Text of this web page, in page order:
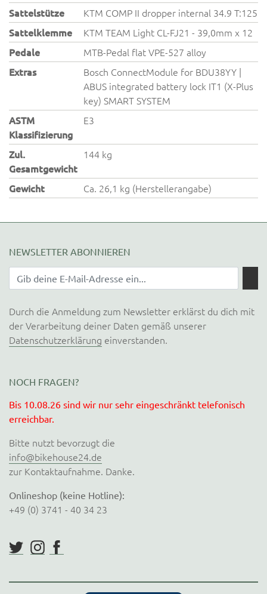
Sattelstütze
KTM COMP II dropper internal 34.9 T:125
Sattelklemme
KTM TEAM Light CL-FJ21 - 39,0mm x 12
Pedale
MTB-Pedal flat VPE-527 alloy
Extras
Bosch ConnectModule for BDU38YY |
ABUS integrated battery lock IT1 (X-Plus
key) SMART SYSTEM
ASTM
Klassifizierung
E3
Zul.
Gesamtgewicht
144 kg
Gewicht Ca. 26,1 kg (Herstellerangabe)
NEWSLETTER ABONNIEREN
Durch die Anmeldung zum Newsletter erklärst du dich mit
der Verarbeitung deiner Daten gemäß unserer
Datenschutzerklärung einverstanden.
NOCH FRAGEN?
Bis 10.08.26 sind wir nur sehr eingeschränkt telefonisch
erreichbar.
Bitte nutzt bevorzugt die
info@bikehouse24.de
zur Kontaktaufnahme. Danke.
Onlineshop (keine Hotline):
+49 (0) 3741 - 40 34 23